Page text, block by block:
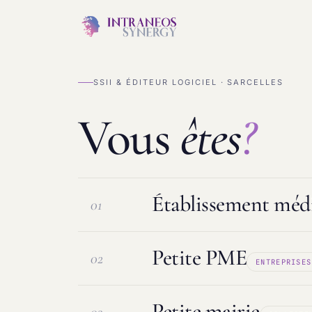
SSII & ÉDITEUR LOGICIEL · SARCELLES
Vousêtes?
01 Établissement
Logiciel ESMS & DUI Protection
02 Petite PME